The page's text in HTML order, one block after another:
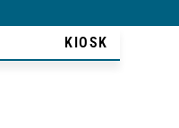
KIOSK